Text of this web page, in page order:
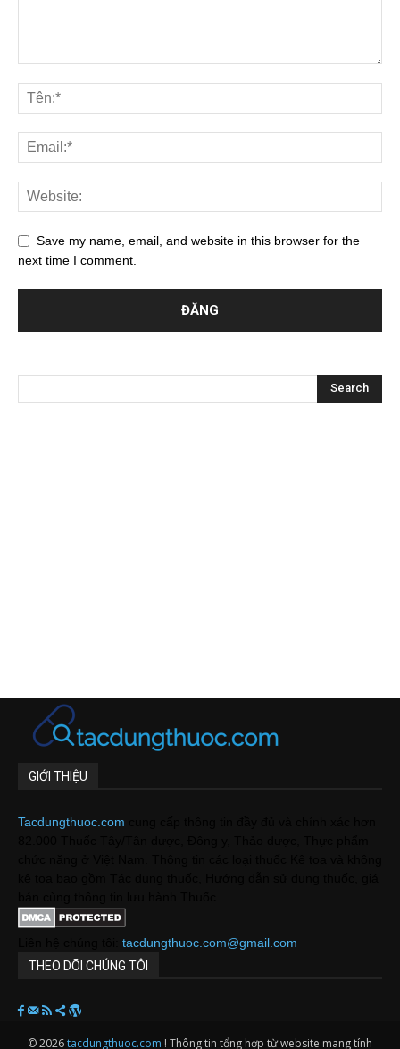
Save my name, email, and website in this browser for the
next time I comment.
GIỚI THIỆU
Tacdungthuoc.com
tacdungthuoc.com@gmail.com
THEO DÕI CHÚNG TÔI
© 2026tacdungthuoc.com ! Thông tin tổng hợp từ website mang tính